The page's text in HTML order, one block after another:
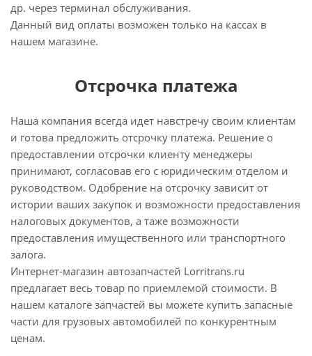
др. через терминал обслуживания.
Данный вид оплаты возможен только на кассах в
нашем магазине.
Отсрочка платежа
Наша компания всегда идет навстречу своим клиентам
и готова предложить отсрочку платежа. Решение о
предоставлении отсрочки клиенту менеджеры
принимают, согласовав его с юридическим отделом и
руководством. Одобрение на отсрочку зависит от
истории ваших закупок и возможности предоставления
налоговых документов, а таже возможности
предоставления имущественного или транспортного
залога.
Интернет-магазин автозапчастей Lorritrans.ru
предлагает весь товар по приемлемой стоимости. В
нашем каталоге запчастей вы можете купить запасные
части для грузовых автомобилей по конкурентным
ценам.